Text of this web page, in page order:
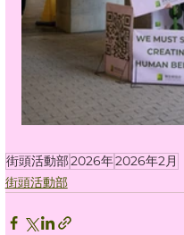
街頭活動部2026年2026年2月
街頭活動部